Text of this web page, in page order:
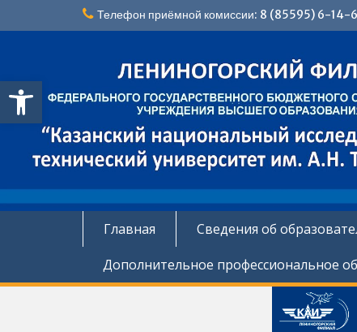
Открыть панель инструментов
Телефон приёмной комиссии: 8 (85595) 6-14-
Главная Сведения об
Дополнительное профессиональное